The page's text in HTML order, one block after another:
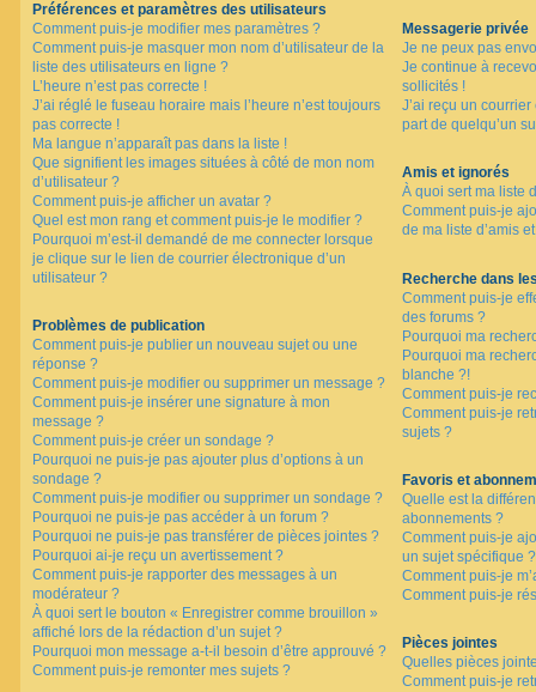
Préférences et paramètres des utilisateurs
Comment puis-je modifier mes paramètres ?
Comment puis-je masquer mon nom d’utilisateur de la
liste des utilisateurs en ligne ?
L’heure n’est pas correcte !
J’ai réglé le fuseau horaire mais l’heure n’est toujours
pas correcte !
Ma langue n’apparaît pas dans la liste !
Que signifient les images situées à côté de mon nom
d’utilisateur ?
Comment puis-je afficher un avatar ?
Quel est mon rang et comment puis-je le modifier ?
Pourquoi m’est-il demandé de me connecter lorsque
je clique sur le lien de courrier électronique d’un
utilisateur ?
Problèmes de publication
Comment puis-je publier un nouveau sujet ou une
réponse ?
Comment puis-je modifier ou supprimer un message ?
Comment puis-je insérer une signature à mon
message ?
Comment puis-je créer un sondage ?
Pourquoi ne puis-je pas ajouter plus d’options à un
sondage ?
Comment puis-je modifier ou supprimer un sondage ?
Pourquoi ne puis-je pas accéder à un forum ?
Pourquoi ne puis-je pas transférer de pièces jointes ?
Pourquoi ai-je reçu un avertissement ?
Comment puis-je rapporter des messages à un
modérateur ?
À quoi sert le bouton « Enregistrer comme brouillon »
affiché lors de la rédaction d’un sujet ?
Pourquoi mon message a-t-il besoin d’être approuvé ?
Comment puis-je remonter mes sujets ?
Messagerie privée
Je ne peux pas
Je continue à
sollicités !
J’ai reçu un
part de quelqu’un
Amis et ignorés
À quoi sert ma liste
Comment puis-je
de ma liste d’amis
Recherche dans
Comment puis-je
des forums ?
Pourquoi ma
Pourquoi ma
blanche ?!
Comment puis-je
Comment puis-je
sujets ?
Favoris et
Quelle est la
abonnements ?
Comment puis-je
un sujet spécifique ?
Comment puis-je
Comment puis-je
Pièces jointes
Quelles pièces
Comment puis-je